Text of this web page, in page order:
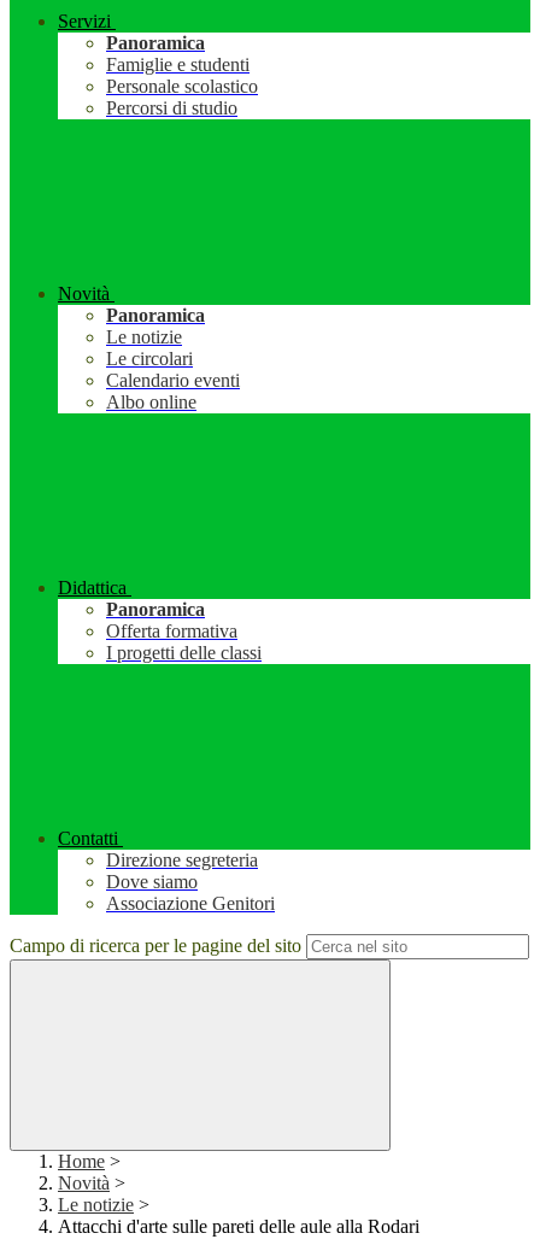
Servizi
Panoramica
Famiglie e studenti
Personale scolastico
Percorsi di studio
Novità
Panoramica
Le notizie
Le circolari
Calendario eventi
Albo online
Didattica
Panoramica
Offerta formativa
I progetti delle classi
Contatti
Direzione segreteria
Dove siamo
Associazione Genitori
Campo di ricerca per le pagine del sito
Home >
Novità >
Le notizie >
Attacchi d'arte sulle pareti delle aule alla Rodari